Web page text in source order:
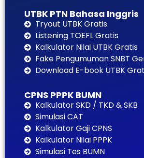
UTBK PTN Bahasa Inggris
Tryout UTBK Gratis
Listening TOEFL Gratis
Kalkulator Nilai UTBK Gratis
Fake Pengumuman SNBT
Download E-book UTBK
CPNS PPPK BUMN
Kalkulator SKD / TKD & SKB
Simulasi CAT
Kalkulator Gaji CPNS
Kalkulator Nilai PPPK
Simulasi Tes BUMN